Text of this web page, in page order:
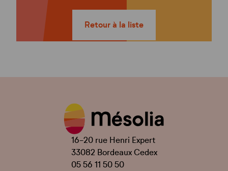
Retour à la liste
16-20 rue Henri Expert
33082 Bordeaux Cedex
05 56 11 50 50